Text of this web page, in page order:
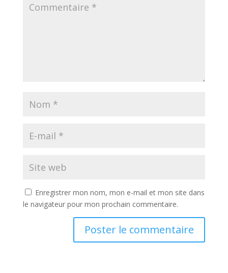
Enregistrer mon nom, mon e-mail et mon site dans
le navigateur pour mon prochain commentaire.